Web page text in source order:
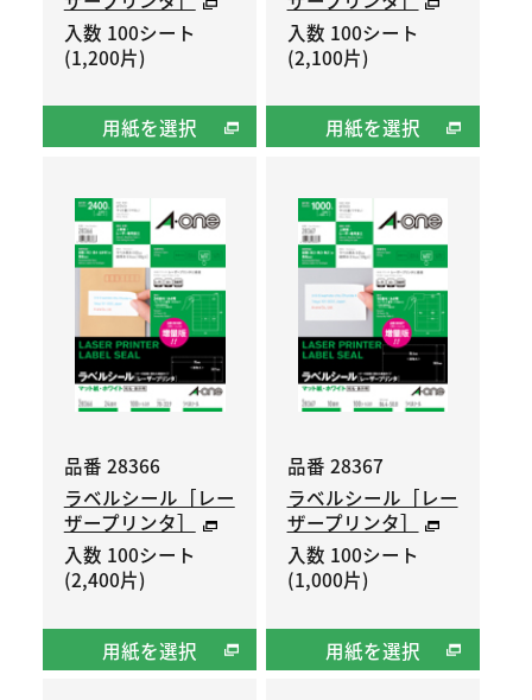
入数 100シート
(1,200片)
用紙を選択
入数 100シート
(2,100片)
用紙を選択
品番 28366
ラベルシール［レー
ザープリンタ］
入数 100シート
(2,400片)
用紙を選択
品番 28367
ラベルシール［レー
ザープリンタ］
入数 100シート
(1,000片)
用紙を選択